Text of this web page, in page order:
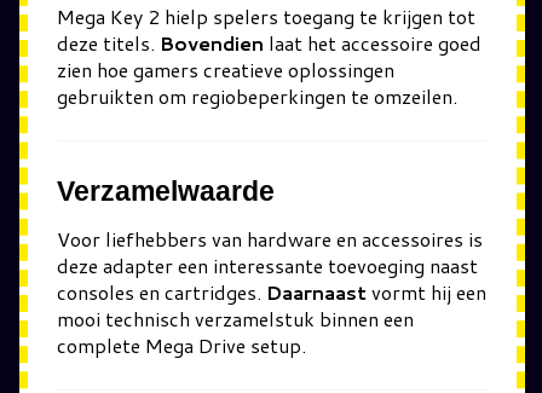
Mega Key 2 hielp spelers toegang te krijgen tot
deze titels. Bovendien laat het accessoire goed
zien hoe gamers creatieve oplossingen
gebruikten om regiobeperkingen te omzeilen.
Verzamelwaarde
Voor liefhebbers van hardware en accessoires is
deze adapter een interessante toevoeging naast
consoles en cartridges. Daarnaastvormt hij een
mooi technisch verzamelstuk binnen een
complete Mega Drive setup.